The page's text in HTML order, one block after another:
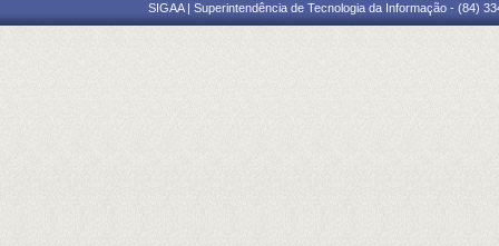
SIGAA | Superintendência de Tecnologia da Informação - (84)